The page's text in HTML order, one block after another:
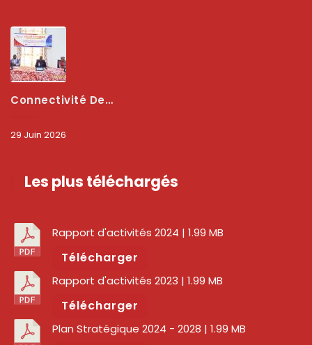
Connectivité Des Territoires : L’ARCEP Et Les Collectivités Territoriales Scellent Un Pacte Stratégique À Bobo-Dioulasso Pour Booster La Qualité Des Réseaux
29 Juin 2026
Les plus téléchargés
Rapport d'activités 2024 | 1.99 MB
Télécharger
Rapport d'activités 2023 | 1.99 MB
Télécharger
Plan Stratégique 2024 - 2028 | 1.99 MB